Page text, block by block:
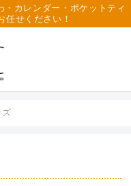
カレンダー・ポケットティ
任せください！
ズ